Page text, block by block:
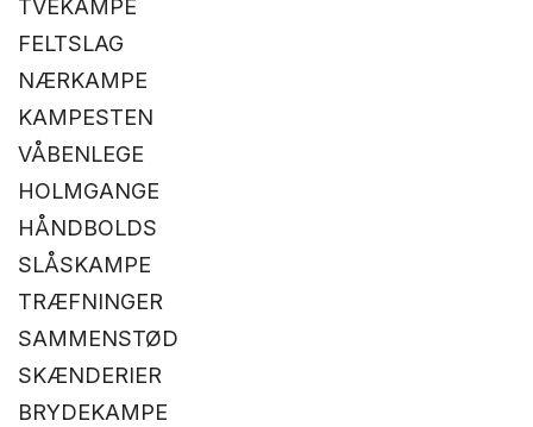
TVEKAMPE
FELTSLAG
NÆRKAMPE
KAMPESTEN
VÅBENLEGE
HOLMGANGE
HÅNDBOLDS
SLÅSKAMPE
TRÆFNINGER
SAMMENSTØD
SKÆNDERIER
BRYDEKAMPE